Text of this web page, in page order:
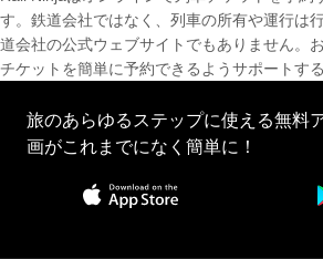
す。鉄道会社ではなく、列車の所有や運行は
道会社の公式ウェブサイトでもありません。
チケットを簡単に予約できるようサポートす
旅のあらゆるステップに使える無料
画がこれまでになく簡単に！